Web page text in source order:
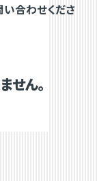
合わせくださ
せん。